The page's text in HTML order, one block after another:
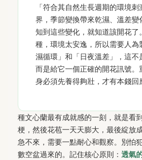
「符合其自然生長週期的環境
界，季節變換帶來乾濕、溫差變
知到這些變化，就知道該開花了
種，環境太安逸，所以需要人為
濕循環」和「日夜溫差」，這不
而是給它一個正確的開花訊號。
身必須先養得夠壯，才有本錢回
種文心蘭最有成就感的一刻，就是看
梗，然後花苞一天天膨大，最後綻放
急不來，需要一點耐心和觀察。別怕
數空盆過來的。記住核心原則： 透氣